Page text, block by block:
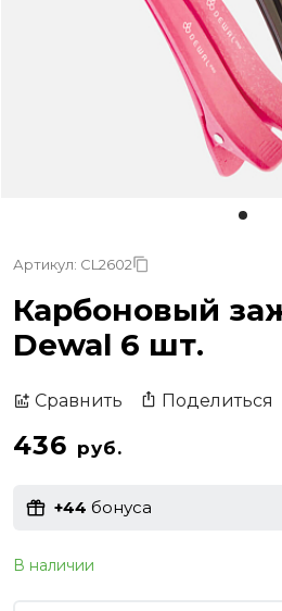
Артикул: CL2602
Карбоновый
Dewal 6 шт.
Сравнить Поделиться
436 руб.
+44 бонуса
В наличии